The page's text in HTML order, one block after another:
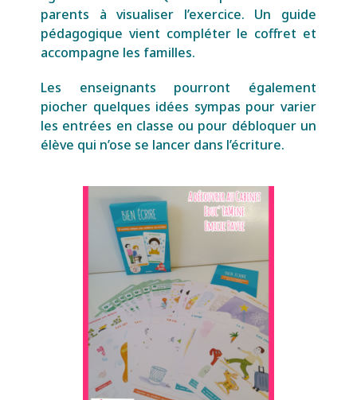
parents à visualiser l’exercice. Un guide
pédagogique vient compléter le coffret et
accompagne les familles.
Les enseignants pourront également
piocher quelques idées sympas pour varier
les entrées en classe ou pour débloquer un
élève qui n’ose se lancer dans l’écriture.